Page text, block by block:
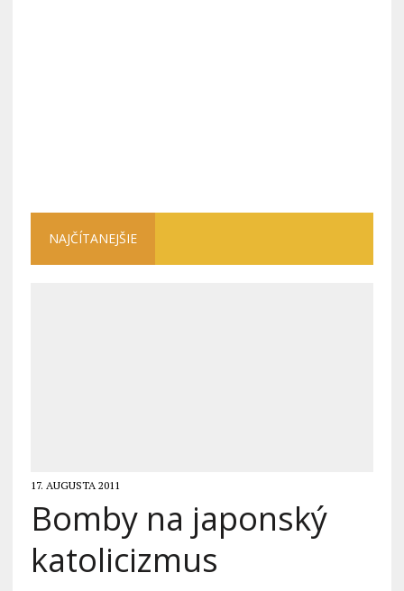
NAJČÍTANEJŠIE
17. AUGUSTA 2011
Bomby na japonský
katolicizmus